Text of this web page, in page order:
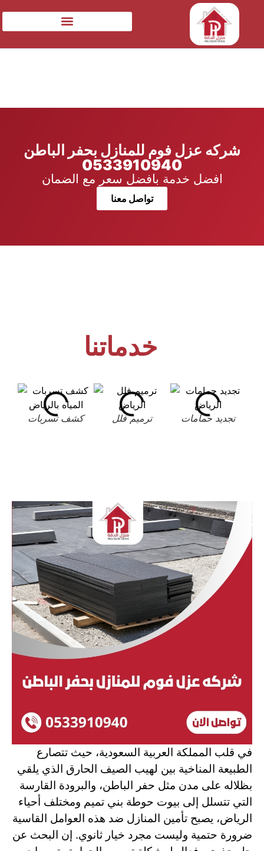
شركه عزل فوم للمنازل بحفر الباطن
0533910940
افضل خدمة بافضل سعر مع الضمان
تواصل معنا
خدماتنا
كشف تسربات ترميم فلل تجديد حمامات
في قلب المملكة العربية السعودية، حيث تتصارع
الطبيعة المناخية بين لهيب الصيف الحارق الذي يلقي
بظلاله على مدن مثل حفر الباطن، والبرودة القارسة
التي تتسلل إلى بيوت حوطة بني تميم ومختلف أحياء
الرياض، يصبح تأمين المنازل ضد هذه العوامل القاسية
ضرورة حتمية وليست مجرد خيار ثانوي. إن البحث عن